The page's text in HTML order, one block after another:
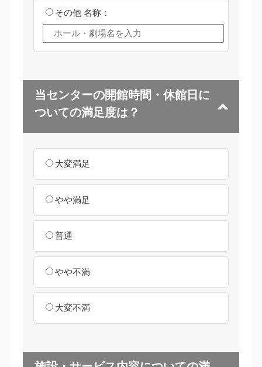
その他 名称：
当センターの開館時間・休館日に
ついての満足度は？
大変満足
やや満足
普通
やや不満
大変不満